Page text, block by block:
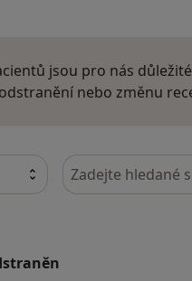
jsou pro nás
nebo změnu
Hledejte v